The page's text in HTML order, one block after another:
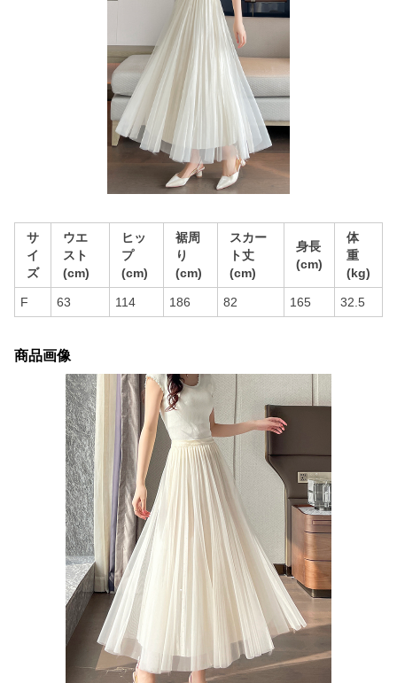
サ
イ
ズ
ウエ
スト
(cm)
ヒッ
プ
(cm)
裾周
り
(cm)
スカー
ト丈
(cm)
身長
(cm)
体
重
(kg)
F 63 114 186 82 165 32.5
商品画像